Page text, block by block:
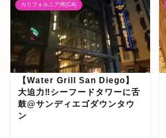
カリフォルニア州(CA)
【Water Grill San Diego】
大迫力‼シーフードタワーに舌
鼓@サンディエゴダウンタウ
ン